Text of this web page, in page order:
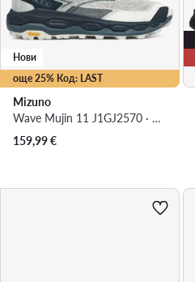
още 25% Код: LAST
Нови
Mizuno
Wave Mujin 11 J1GJ2570 · Маратонки за бягане
159,99€